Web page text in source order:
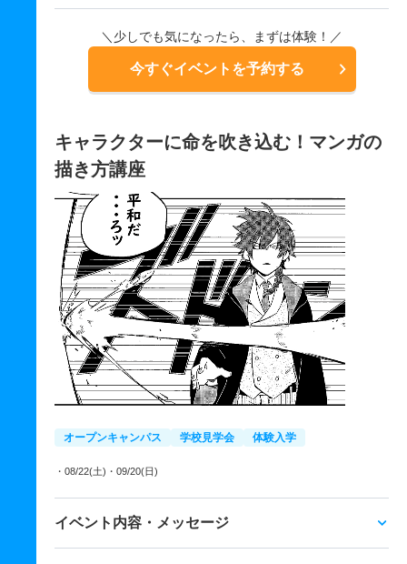
＼少しでも気になったら、まずは体験！／
今すぐイベントを予約する
キャラクターに命を吹き込む！マンガの
描き方講座
オープンキャンパス 学校見学会 体験入学
・08/22(土) ・09/20(日)
イベント内容・メッセージ